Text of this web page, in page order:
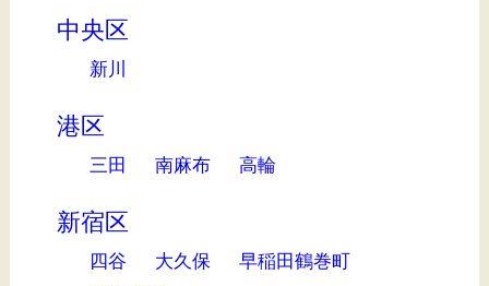
中央区
新川
港区
三田 南麻布 高輪
新宿区
四谷 大久保
早稲田鶴巻町